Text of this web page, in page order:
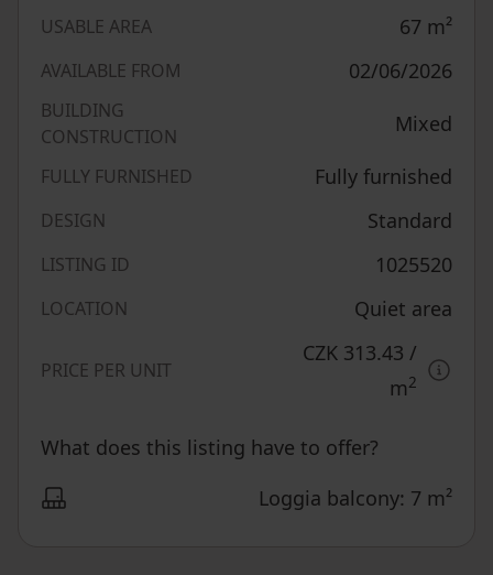
USABLE AREA 67 m²
AVAILABLE FROM 02/06/2026
BUILDING
CONSTRUCTION
Mixed
FULLY FURNISHED Fully furnished
DESIGN Standard
LISTING ID 1025520
LOCATION Quiet area
PRICE PER UNIT
CZK 313.43 /
m2
What does this listing have to offer?
Loggia balcony: 7 m²